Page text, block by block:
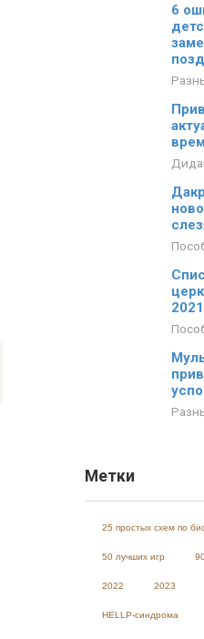
6
2021
Метки
25 простых схем по
50 лучших игр
2022 2023
HELLP-синдрома